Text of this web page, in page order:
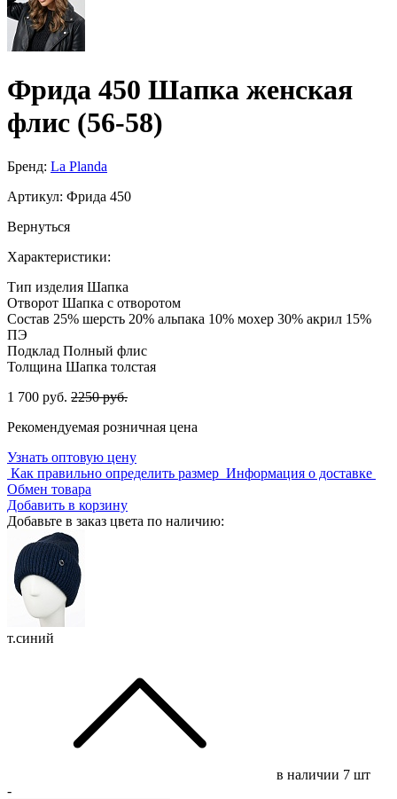
Фрида 450 Шапка женская
флис (56-58)
Бренд: La Planda
Артикул: Фрида 450
Вернуться
Характеристики:
Тип изделия Шапка
Отворот Шапка с отворотом
Состав 25% шерсть 20% альпака 10% мохер 30% акрил 15%
ПЭ
Подклад Полный флис
Толщина Шапка толстая
1 700 руб. 2250 руб.
Рекомендуемая розничная цена
Узнать оптовую цену
Как правильно определить размер Информация о доставке
Обмен товара
Добавить в корзину
Добавьте в заказ цвета по наличию:
т.синий
в наличии 7 шт
-